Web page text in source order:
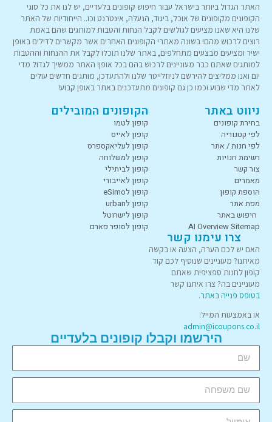
האתר הגדול ביותר בישראל עבור חיפוש קופונים בלעדיים, יש לנו את כל סוגי
הקופונים מקופונים של אוכל, ביגוד, הנעלה, אינטרנט וכו.. הייחודיות של האתר
שלנו היא שאנו מציעים לגולשים לקבל הנחות והטבות למותגים שהם באמת
רוצים לרכוש מהם! בשונה מאתרי הקופונים האחרים אשר מקשרים לדילים באופן
ישיר ומציעים מבצעים מתחלפים, באתר שלנו תוכלו לקבל את ההנחות וההטבות
למותגים שאתם כבר מעוניינים לרכוש בהם בכל אופן! האתר ממשיך לגדול מדי
יום ואנו ממליצים להירשם לניוזלייטר שלנו ולהתעדכן, מותגים חדשים עולים
לאתר מדי שבוע וכמו כן גם קופונים מתעדכנים באתר באופן קבוע!
ניווט באתר
בחירת קופונים
לפי קטגוריה
לפי חנות / אתר
רשימת חנויות
צור קשר
מאמרים
הוספת קופון
מפת אתר
חיפוש באתר
AI Overview Sitemap
הקופונים המובילים
קופון לטמו
קופון לאייס
קופון לעליאקספרס
קופון למשלוחה
קופון לביתילי
קופון לאייבורי
קופון לeSimo
קופון לurban
קופון לישרוטל
קופון לסופר פארם
צרו עימנו קשר
האם יש לכם הערה, הצעה או בקשה
מאיתנו? מעוניינים שנוסיף לכם קוד
קופון לחנות ספציפית שאתם
מעוניינים בה? צרו איתנו קשר
בטופס פנייה באתר.
או באמצעות המייל:
admin@icoupons.co.il
הירשמו וקבלו קופונים בלעדיים